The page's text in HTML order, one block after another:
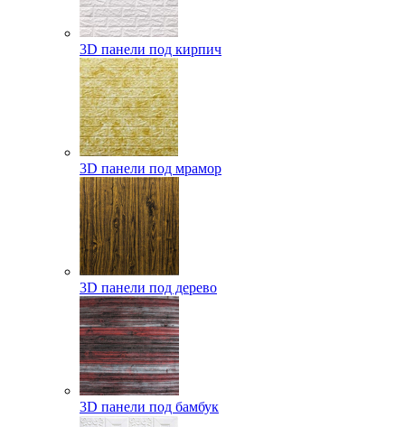
3D панели под кирпич
3D панели под мрамор
3D панели под дерево
3D панели под бамбук